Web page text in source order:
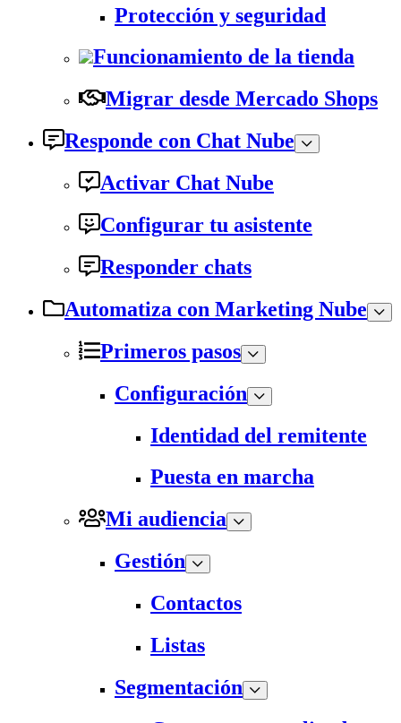
Protección y seguridad
Funcionamiento de la tienda
Migrar desde Mercado Shops
Responde con Chat Nube
Activar Chat Nube
Configurar tu asistente
Responder chats
Automatiza con Marketing Nube
Primeros pasos
Configuración
Identidad del remitente
Puesta en marcha
Mi audiencia
Gestión
Contactos
Listas
Segmentación